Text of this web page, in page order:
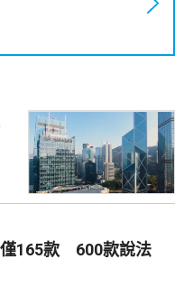
僅165款 600款說法